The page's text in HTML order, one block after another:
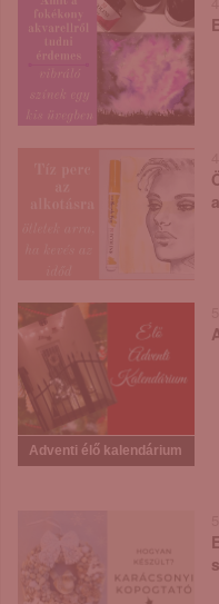
Adventi élő kalendárium